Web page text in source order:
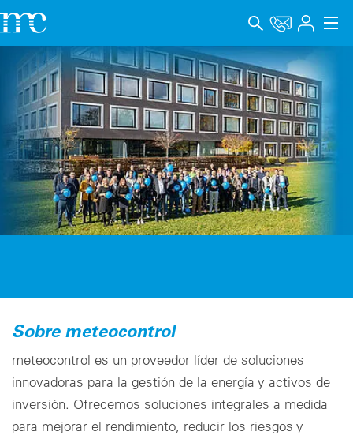
Aplicaciones
Productos
Soporte y Formación
Empresa
Carrera
Configuración de cookies
Sobre meteocontrol
meteocontrol es un proveedor líder de soluciones
innovadoras para la gestión de la energía y activos de
inversión. Ofrecemos soluciones integrales a medida
para mejorar el rendimiento, reducir los riesgos y